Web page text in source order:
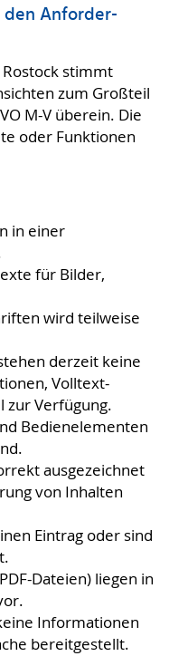
den An­for­der­
stimmt
zum Großteil
M-V überein. Die
oder Funktionen
in einer
für Bilder,
wird teilweise
derzeit keine
Volltext-
Verfügung.
Bedienelementen
ausgezeichnet
von Inhalten
Eintrag oder sind
Dateien) liegen in
Informationen
bereitgestellt.